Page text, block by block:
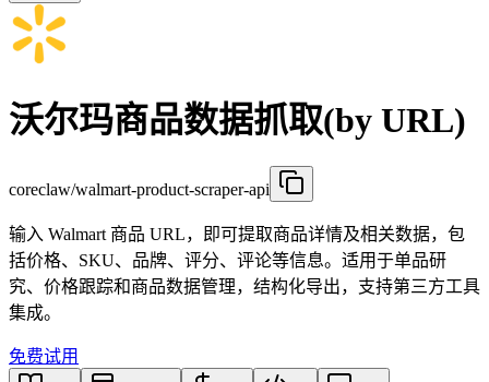
沃尔玛商品数据抓取(by URL)
coreclaw/walmart-product-scraper-api
输入 Walmart 商品 URL，即可提取商品详情及相关数据，包
括价格、SKU、品牌、评分、评论等信息。适用于单品研
究、价格跟踪和商品数据管理，结构化导出，支持第三方工具
集成。
免费试用